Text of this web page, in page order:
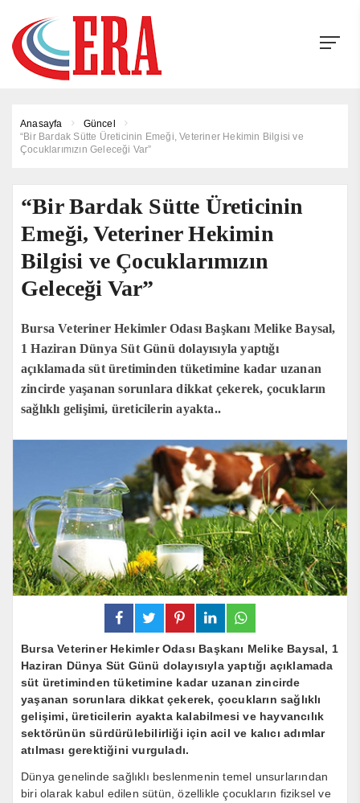
Anasayfa
Güncel
“Bir Bardak Sütte Üreticinin Emeği, Veteriner Hekimin Bilgisi ve
Çocuklarımızın Geleceği Var”
“Bir Bardak Sütte Üreticinin
Emeği, Veteriner Hekimin
Bilgisi ve Çocuklarımızın
Geleceği Var”
Bursa Veteriner Hekimler Odası Başkanı Melike Baysal,
1 Haziran Dünya Süt Günü dolayısıyla yaptığı
açıklamada süt üretiminden tüketimine kadar uzanan
zincirde yaşanan sorunlara dikkat çekerek, çocukların
sağlıklı gelişimi, üreticilerin ayakta..
Bursa Veteriner Hekimler Odası Başkanı Melike Baysal, 1
Haziran Dünya Süt Günü dolayısıyla yaptığı açıklamada
süt üretiminden tüketimine kadar uzanan zincirde
yaşanan sorunlara dikkat çekerek, çocukların sağlıklı
gelişimi, üreticilerin ayakta kalabilmesi ve hayvancılık
sektörünün sürdürülebilirliği için acil ve kalıcı adımlar
atılması gerektiğini vurguladı.
Dünya genelinde sağlıklı beslenmenin temel unsurlarından
biri olarak kabul edilen sütün, özellikle çocukların fiziksel ve